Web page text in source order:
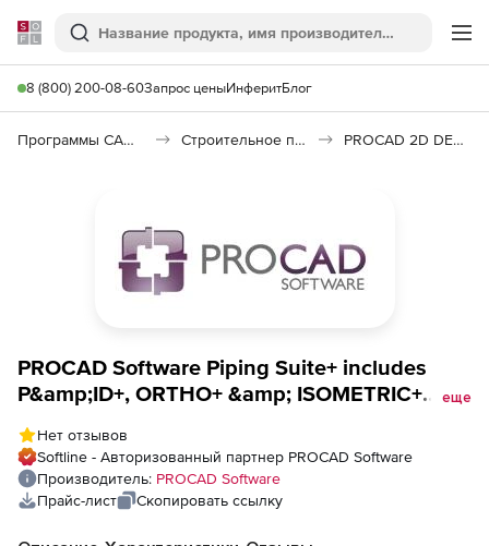
Softline
Поиск
8 (800) 200-08-60Запрос ценыИнферитБлог
Программы САПР и ГИС Строительное программное обеспечение PROCAD 2D DESIGNER Piping Suite
PROCAD Software Piping Suite+ includes
P&amp;ID+, ORTHO+ &amp; ISOMETRIC+
еще
Нет отзывов
Softline - Авторизованный партнер PROCAD Software
Производитель: PROCAD Software
Прайс-лист
Скопировать ссылку